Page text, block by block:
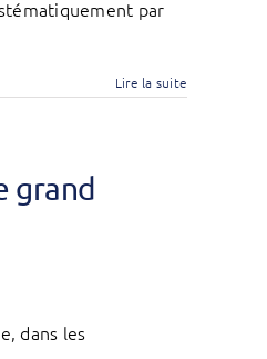
par
Lire la suite
grand
dans les